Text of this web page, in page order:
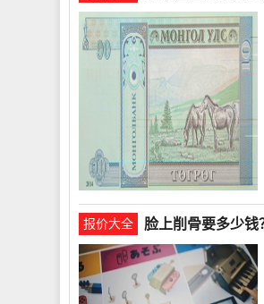
报价大全 脸上削骨要多少钱